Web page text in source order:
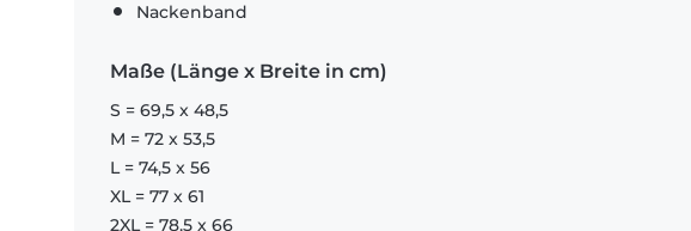
Nackenband
Maße (Länge x Breite in cm)
S = 69,5 x 48,5
M = 72 x 53,5
L = 74,5 x 56
XL = 77 x 61
2XL = 78,5 x 66